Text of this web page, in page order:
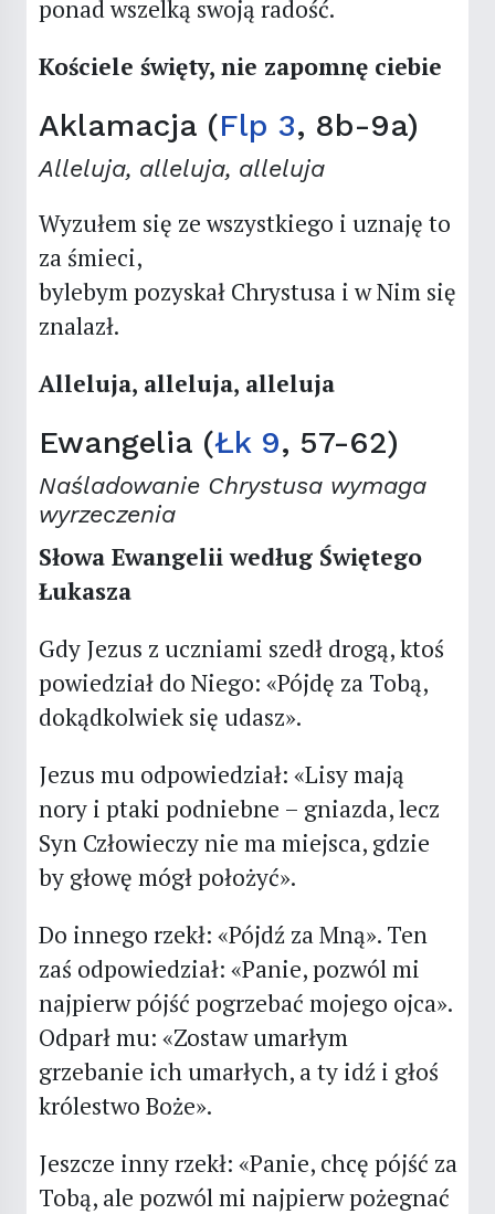
ponad wszelką swoją radość.
Kościele święty, nie zapomnę ciebie
Aklamacja (Flp 3, 8b-9a)
Alleluja, alleluja, alleluja
Wyzułem się ze wszystkiego i uznaję to
za śmieci,
bylebym pozyskał Chrystusa i w Nim się
znalazł.
Alleluja, alleluja, alleluja
Ewangelia (Łk 9, 57-62)
Naśladowanie Chrystusa wymaga
wyrzeczenia
Słowa Ewangelii według Świętego
Łukasza
Gdy Jezus z uczniami szedł drogą, ktoś
powiedział do Niego: «Pójdę za Tobą,
dokądkolwiek się udasz».
Jezus mu odpowiedział: «Lisy mają
nory i ptaki podniebne – gniazda, lecz
Syn Człowieczy nie ma miejsca, gdzie
by głowę mógł położyć».
Do innego rzekł: «Pójdź za Mną». Ten
zaś odpowiedział: «Panie, pozwól mi
najpierw pójść pogrzebać mojego ojca».
Odparł mu: «Zostaw umarłym
grzebanie ich umarłych, a ty idź i głoś
królestwo Boże».
Jeszcze inny rzekł: «Panie, chcę pójść za
Tobą, ale pozwól mi najpierw pożegnać